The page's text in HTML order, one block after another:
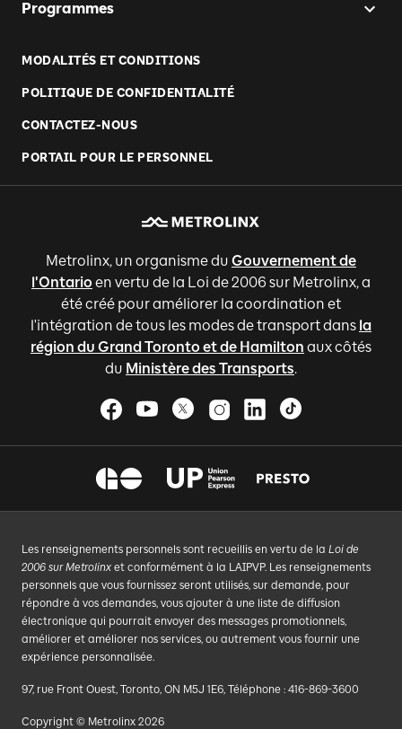
Programmes
MODALITÉS ET CONDITIONS
POLITIQUE DE CONFIDENTIALITÉ
CONTACTEZ-NOUS
PORTAIL POUR LE PERSONNEL
Metrolinx, un organisme du Gouvernement de
l'Ontario en vertu de la Loi de 2006 sur Metrolinx, a
été créé pour améliorer la coordination et
l'intégration de tous les modes de transport dans la
région du Grand Toronto et de Hamilton aux côtés
du Ministère des Transports.
Les renseignements personnels sont recueillis en vertu de la Loi de
2006 sur Metrolinx et conformément à la LAIPVP. Les renseignements
personnels que vous fournissez seront utilisés, sur demande, pour
répondre à vos demandes, vous ajouter à une liste de diffusion
électronique qui pourrait envoyer des messages promotionnels,
améliorer et améliorer nos services, ou autrement vous fournir une
expérience personnalisée.
97, rue Front Ouest, Toronto, ON M5J 1E6, Téléphone : 416-869-3600
Copyright © Metrolinx 2026